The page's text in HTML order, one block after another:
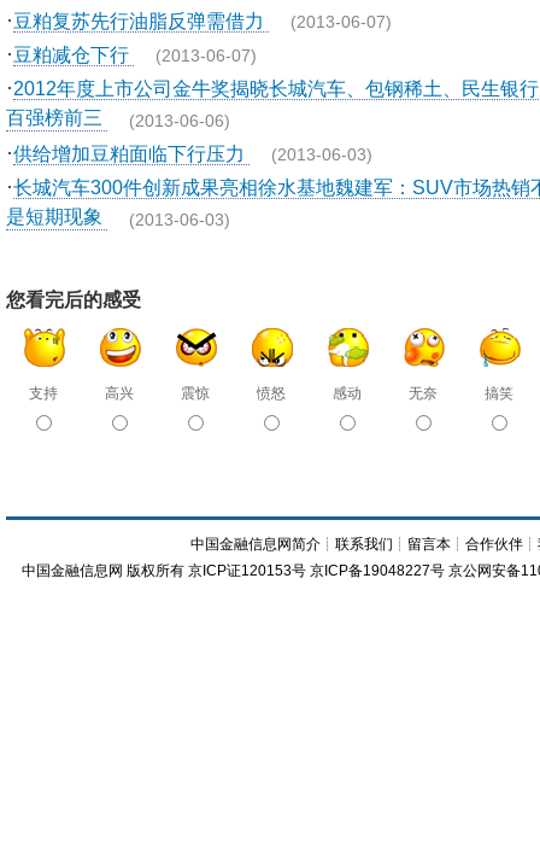
·豆粕复苏先行油脂反弹需借力 (2013-06-07)
·豆粕减仓下行 (2013-06-07)
·2012年度上市公司金牛奖揭晓长城汽车、包钢稀土、民生银
百强榜前三 (2013-06-06)
·供给增加豆粕面临下行压力 (2013-06-03)
·长城汽车300件创新成果亮相徐水基地魏建军：SUV市场热销
是短期现象 (2013-06-03)
您看完后的感受
支持 高兴 震惊 愤怒 感动 无奈 搞笑
中国金融信息网简介 ┊联系我们 ┊ 留言本 ┊合作伙伴 ┊
中国金融信息网 版权所有 京ICP证120153号 京ICP备19048227号 京公网安备